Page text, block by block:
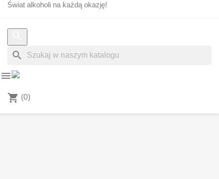
Świat alkoholi na każdą okazję!
search

shopping_cart (0)